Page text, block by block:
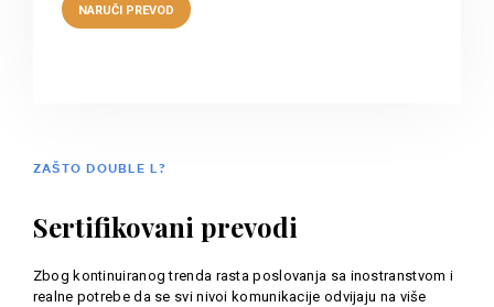
ZAŠTO DOUBLE L?
Sertifikovani prevodi
Zbog kontinuiranog trenda rasta poslovanja sa inostranstvom i
realne potrebe da se svi nivoi komunikacije odvijaju na više